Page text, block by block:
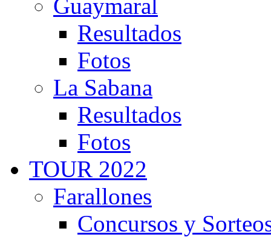
Guaymaral
Resultados
Fotos
La Sabana
Resultados
Fotos
TOUR 2022
Farallones
Concursos y